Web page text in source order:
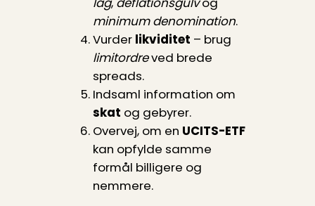
minimum denomination.
Vurder likviditet – brug
limitordreved brede
spreads.
Indsaml information om
skat og gebyrer.
Overvej, om en UCITS-ETF
kan opfylde samme
formål billigere og
nemmere.